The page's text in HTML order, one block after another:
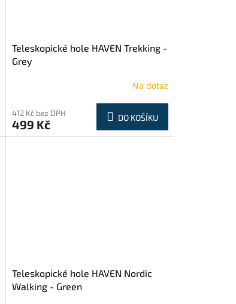
Teleskopické hole HAVEN Trekking -
Grey
Na dotaz
412 Kč bez DPH
499 Kč DO KOŠÍKU
Teleskopické hole HAVEN Nordic
Walking - Green